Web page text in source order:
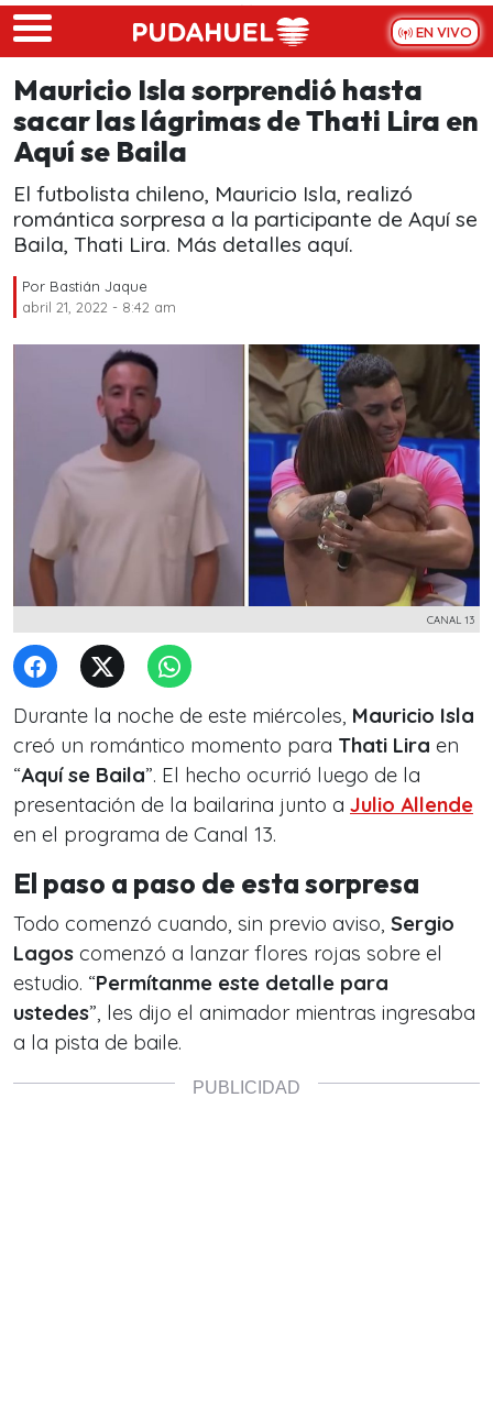
Skip to main content
EN VIVO
Mauricio Isla sorprendió hasta
sacar las lágrimas de Thati Lira en
Aquí se Baila
El futbolista chileno, Mauricio Isla, realizó
romántica sorpresa a la participante de Aquí se
Baila, Thati Lira. Más detalles aquí.
Por Bastián Jaque
abril 21, 2022 - 8:42 am
CANAL 13
Durante la noche de este miércoles, Mauricio Isla
creó un romántico momento para Thati Lira en
“Aquí se Baila”. El hecho ocurrió luego de la
presentación de la bailarina junto a Julio Allende
en el programa de Canal 13.
El paso a paso de esta sorpresa
Todo comenzó cuando, sin previo aviso, Sergio
Lagos comenzó a lanzar flores rojas sobre el
estudio. “Permítanme este detalle para
ustedes”, les dijo el animador mientras ingresaba
a la pista de baile.